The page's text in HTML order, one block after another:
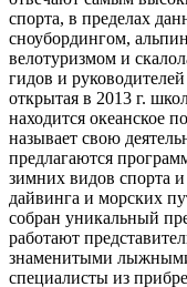
спорта, в пределах
сноубордингом,
велотуризмом и
гидов и
открытая в 2013 г.
находится океанское
называет свою
предлагаются
зимних видов спорта
дайвинга и морских
собран уникальный
работают
знаменитыми
специалисты из